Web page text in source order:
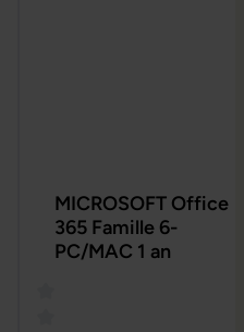
MICROSOFT Office
365 Famille 6-
PC/MAC 1 an